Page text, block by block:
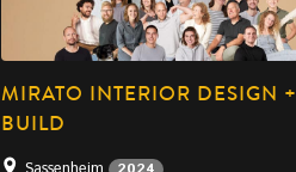
MIRATO INTERIOR DESIGN +
BUILD